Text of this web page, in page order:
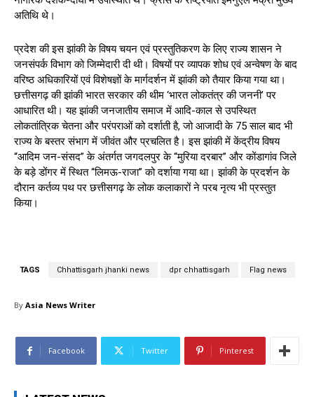
अतिथि थे।
प्रदेश की इस झांकी के विषय चयन एवं प्रस्तुतिकरण के लिए राज्य शासन ने
जनसंपर्क विभाग को जिम्मेदारी दी थी। विषयों पर व्यापक शोध एवं अन्वेषण के बाद
वरिष्ठ अधिकारियों एवं विशेषज्ञों के मार्गदर्शन में झांकी को तैयार किया गया था।
छत्तीसगढ़ की झांकी भारत सरकार की थीम ‘भारत लोकतंत्र की जननी’ पर
आधारित थी। यह झांकी जनजातीय समाज में आदि-काल से उपस्थित
लोकतांत्रिक चेतना और परंपराओं को दर्शाती है, जो आजादी के 75 साल बाद भी
राज्य के बस्तर संभाग में जीवंत और प्रचलित है। इस झांकी में केंद्रीय विषय
“आदिम जन-संसद” के अंतर्गत जगदलपुर के “मुरिया दरबार” और कोंडागांव जिले
के बड़े डोंगर में स्थित “लिमऊ-राजा” को दर्शाया गया था। झांकी के प्रदर्शन के
दौरान कर्तव्य पथ पर छत्तीसगढ़ के लोक कलाकारों ने परब नृत्य भी प्रस्तुत
किया।
TAGS Chhattisgarh jhanki news dpr chhattisgarh Flag news
By Asia News Writer
Facebook Twitter Pinterest